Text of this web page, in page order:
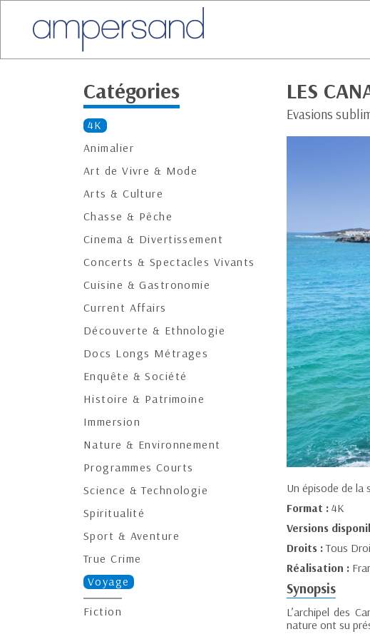
Catégories
4K
Animalier
Art de Vivre & Mode
Arts & Culture
Chasse & Pêche
Cinema & Divertissement
Concerts & Spectacles Vivants
Cuisine & Gastronomie
Current Affairs
Découverte & Ethnologie
Docs Longs Métrages
Enquête & Société
Histoire & Patrimoine
Immersion
Nature & Environnement
Programmes Courts
Science & Technologie
Spiritualité
Sport & Aventure
True Crime
Voyage
Fiction
LES
Evasions
Un épisode de la
Format : 4K
Versions
Droits :Tous
Réalisation :
Synopsis
L’archipel des
nature ont su